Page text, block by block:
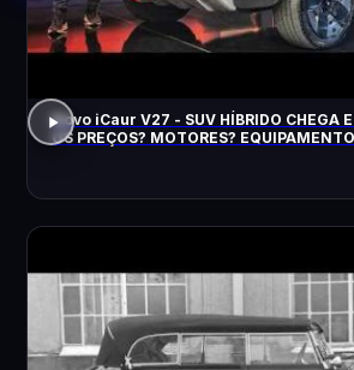
Novo iCaur V27 - SUV HÍBRIDO CHEGA
OS PREÇOS? MOTORES?